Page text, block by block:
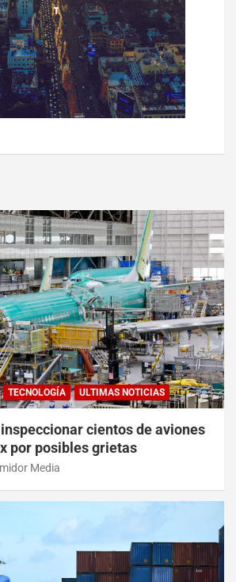
TECNOLOGÍA ULTIMAS NOTICIAS
cientos de aviones
por posibles grietas
Media